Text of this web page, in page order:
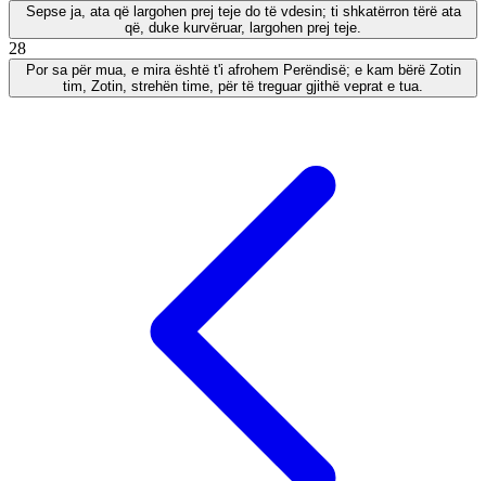
Sepse ja, ata që largohen prej teje do të vdesin; ti shkatërron tërë ata
që, duke kurvëruar, largohen prej teje.
28
Por sa për mua, e mira është t'i afrohem Perëndisë; e kam bërë Zotin
tim, Zotin, strehën time, për të treguar gjithë veprat e tua.